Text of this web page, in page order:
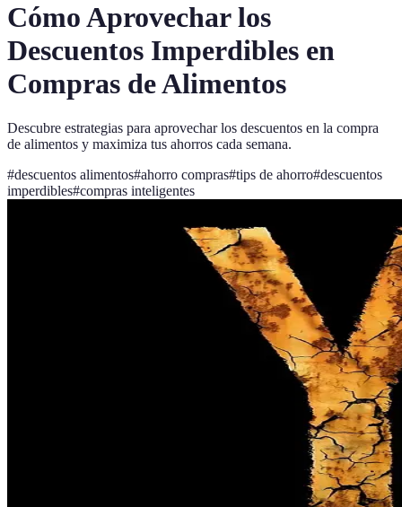
Cómo Aprovechar los
Descuentos Imperdibles en
Compras de Alimentos
Descubre estrategias para aprovechar los descuentos en la compra
de alimentos y maximiza tus ahorros cada semana.
#descuentos alimentos#ahorro compras#tips de ahorro#descuentos
imperdibles#compras inteligentes